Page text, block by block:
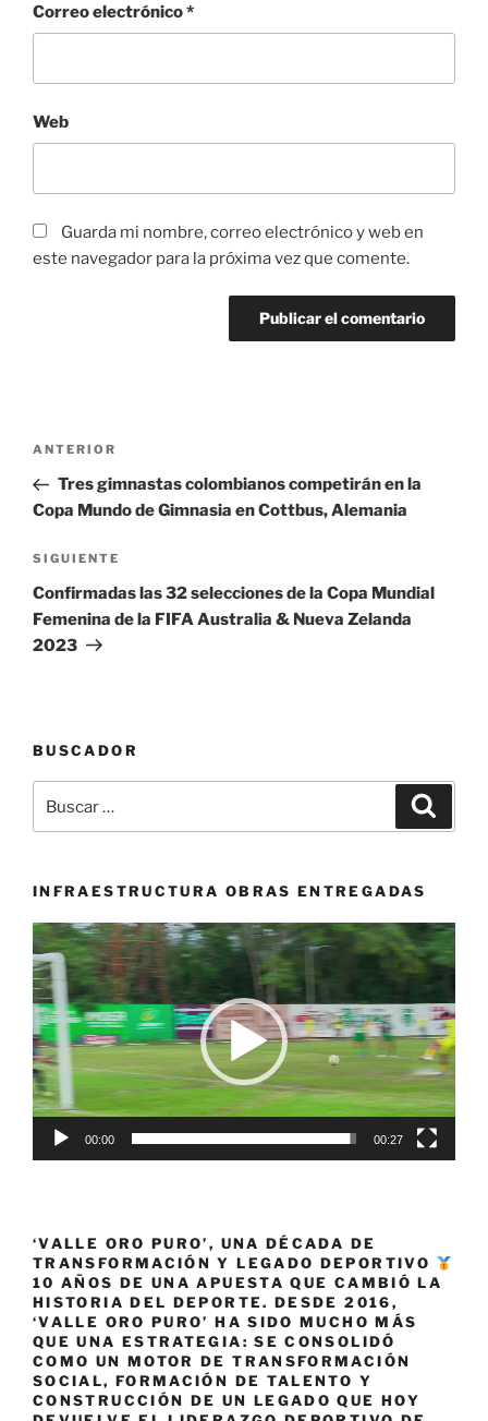
Correo electrónico*
Web
Guarda mi nombre, correo electrónico y web en
este navegador para la próxima vez que comente.
Navegación
entradas
Entrada
anterior:
ANTERIOR
Tres gimnastas colombianos competirán en la
Copa Mundo de Gimnasia en Cottbus, Alemania
Siguiente
entrada
SIGUIENTE
Confirmadas las 32 selecciones de la Copa Mundial
Femenina de la FIFA Australia & Nueva Zelanda
2023
BUSCADOR
por:
INFRAESTRUCTURA OBRAS ENTREGADAS
Reproductor
de
vídeo
00:00 00:27
‘VALLE ORO PURO’, UNA DÉCADA DE
TRANSFORMACIÓN Y LEGADO DEPORTIVO
10 AÑOS DE UNA APUESTA QUE CAMBIÓ LA
HISTORIA DEL DEPORTE. DESDE 2016,
‘VALLE ORO PURO’ HA SIDO MUCHO MÁS
QUE UNA ESTRATEGIA: SE CONSOLIDÓ
COMO UN MOTOR DE TRANSFORMACIÓN
SOCIAL, FORMACIÓN DE TALENTO Y
CONSTRUCCIÓN DE UN LEGADO QUE HOY